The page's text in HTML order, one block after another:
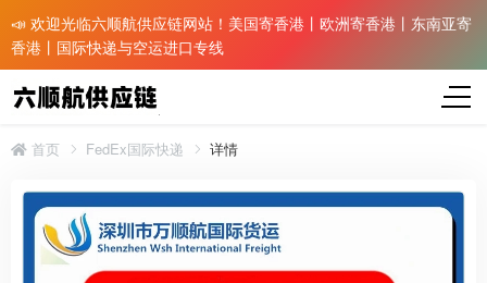
📣 欢迎光临六顺航供应链网站！美国寄香港丨欧洲寄香港丨东南亚寄
香港丨国际快递与空运进口专线
首页 FedEx国际快递 详情